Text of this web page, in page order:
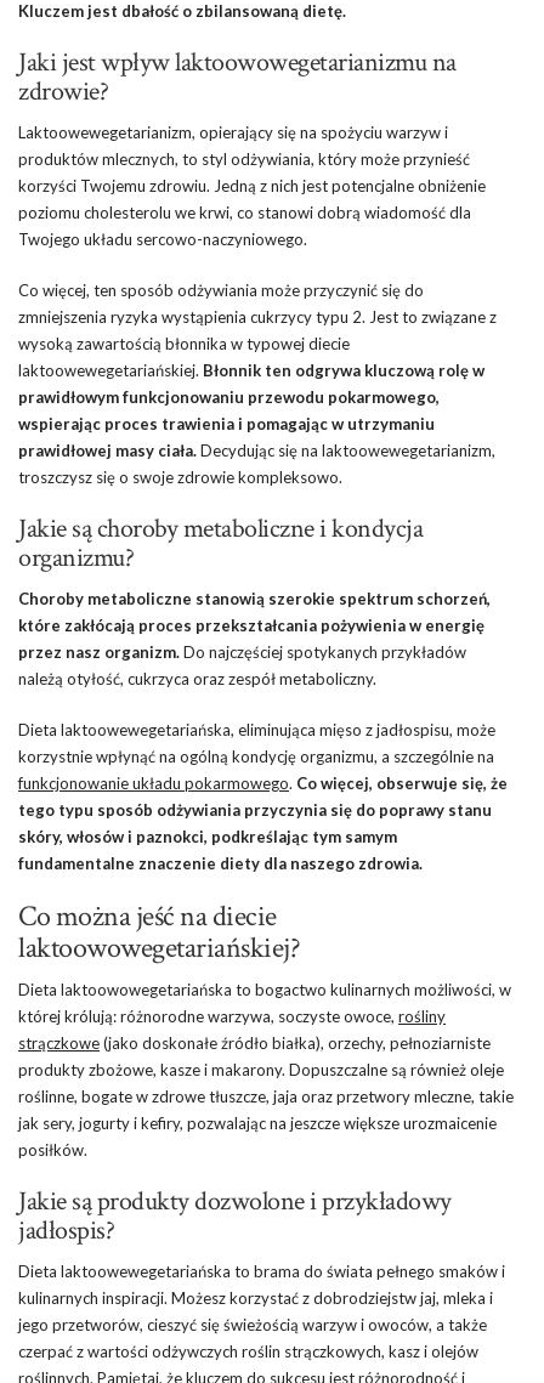
Kluczem jest dbałość o zbilansowaną dietę.
Jaki jest wpływ laktoowowegetarianizmu na
zdrowie?
Laktoowewegetarianizm, opierający się na spożyciu warzyw i
produktów mlecznych, to styl odżywiania, który może przynieść
korzyści Twojemu zdrowiu. Jedną z nich jest potencjalne obniżenie
poziomu cholesterolu we krwi, co stanowi dobrą wiadomość dla
Twojego układu sercowo-naczyniowego.
Co więcej, ten sposób odżywiania może przyczynić się do
zmniejszenia ryzyka wystąpienia cukrzycy typu 2. Jest to związane z
wysoką zawartością błonnika w typowej diecie
laktoowewegetariańskiej. Błonnik ten odgrywa kluczową rolę w
prawidłowym funkcjonowaniu przewodu pokarmowego,
wspierając proces trawienia i pomagając w utrzymaniu
prawidłowej masy ciała.Decydując się na laktoowewegetarianizm,
troszczysz się o swoje zdrowie kompleksowo.
Jakie są choroby metaboliczne i kondycja
organizmu?
Choroby metaboliczne stanowią szerokie spektrum schorzeń,
które zakłócają proces przekształcania pożywienia w energię
przez nasz organizm.Do najczęściej spotykanych przykładów
należą otyłość, cukrzyca oraz zespół metaboliczny.
Dieta laktoowewegetariańska, eliminująca mięso z jadłospisu, może
korzystnie wpłynąć na ogólną kondycję organizmu, a szczególnie na
funkcjonowanie układu pokarmowego. Co więcej, obserwuje się, że
tego typu sposób odżywiania przyczynia się do poprawy stanu
skóry, włosów i paznokci, podkreślając tym samym
fundamentalne znaczenie diety dla naszego zdrowia.
Co można jeść na diecie
laktoowowegetariańskiej?
Dieta laktoowowegetariańska to bogactwo kulinarnych możliwości, w
której królują: różnorodne warzywa, soczyste owoce, rośliny
strączkowe(jako doskonałe źródło białka), orzechy, pełnoziarniste
produkty zbożowe, kasze i makarony. Dopuszczalne są również oleje
roślinne, bogate w zdrowe tłuszcze, jaja oraz przetwory mleczne, takie
jak sery, jogurty i kefiry, pozwalając na jeszcze większe urozmaicenie
posiłków.
Jakie są produkty dozwolone i przykładowy
jadłospis?
Dieta laktoowewegetariańska to brama do świata pełnego smaków i
kulinarnych inspiracji. Możesz korzystać z dobrodziejstw jaj, mleka i
jego przetworów, cieszyć się świeżością warzyw i owoców, a także
czerpać z wartości odżywczych roślin strączkowych, kasz i olejów
roślinnych. Pamiętaj, że kluczem do sukcesu jest różnorodność i